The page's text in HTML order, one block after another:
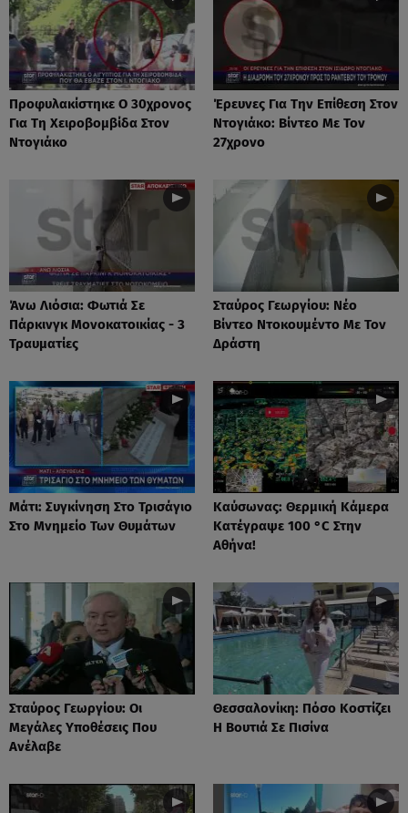
Προφυλακίστηκε Ο 30χρονος
Για Τη Χειροβομβίδα Στον
Ντογιάκο
Έρευνες Για Την Επίθεση Στον
Ντογιάκο: Βίντεο Με Τον
27χρονο
Άνω Λιόσια: Φωτιά Σε
Πάρκινγκ Μονοκατοικίας - 3
Τραυματίες
Σταύρος Γεωργίου: Νέο
Βίντεο Ντοκουμέντο Με Τον
Δράστη
Μάτι: Συγκίνηση Στο Τρισάγιο
Στο Μνημείο Των Θυμάτων
Καύσωνας: Θερμική Κάμερα
Κατέγραψε 100 °C Στην
Αθήνα!
Σταύρος Γεωργίου: Οι
Μεγάλες Υποθέσεις Που
Ανέλαβε
Θεσσαλονίκη: Πόσο Κοστίζει
Η Βουτιά Σε Πισίνα